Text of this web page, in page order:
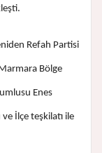
Refah Partisi
Bölge
Enes
İlçe teşkilatı ile